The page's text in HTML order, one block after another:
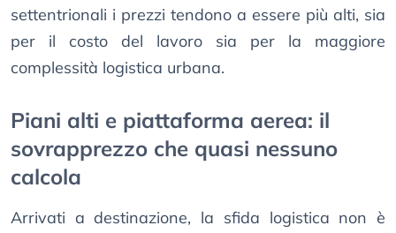
settentrionali i prezzi tendono a essere più alti, sia
per il costo del lavoro sia per la maggiore
complessità logistica urbana.
Piani alti e piattaforma aerea: il
sovrapprezzo che quasi nessuno
calcola
Arrivati a destinazione, la sfida logistica non è